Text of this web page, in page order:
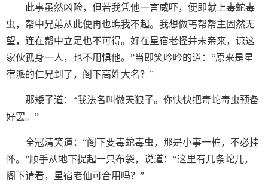
此事虽然凶险，但若我凭他一言威吓，便即献上毒蛇毒
虫，帮中兄弟从此便再也瞧我不起。我想做丐帮帮主固然无
望，连在帮中立足也不可得。好在星宿老怪并未亲来，谅这
家伙孤身一人，也不用惧他。”当即笑吟吟的道：“原来是星
宿派的仁兄到了，阁下高姓大名？”
那矮子道：“我法名叫做天狼子。你快快把毒蛇毒虫预备
好罢。”
全冠清笑道：“阁下要毒蛇毒虫，那是小事一桩，不必挂
怀。”顺手从地下提起一只布袋，说道：“这里有几条蛇儿，
阁下请看，星宿老仙可合用吗？”